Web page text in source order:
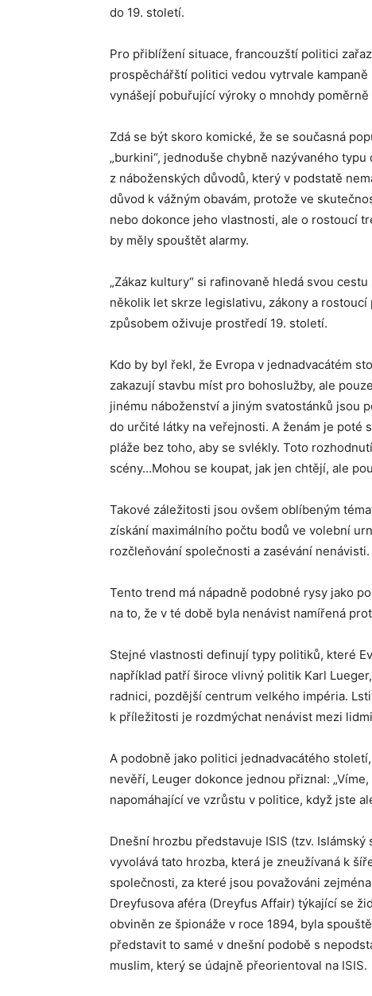
do 19. století.
Pro přiblížení situace, francouzští politici
prospěchářští politici vedou vytrvale
vynášejí pobuřující výroky o mnohdy
Zdá se být skoro komické, že se současná
„burkini“, jednoduše chybně nazývaného
z náboženských důvodů, který v podstatě
důvod k vážným obavám, protože ve
nebo dokonce jeho vlastnosti, ale o rostoucí
by měly spouštět alarmy.
„Zákaz kultury“ si rafinovaně hledá svou
několik let skrze legislativu, zákony a
způsobem oživuje prostředí 19. století.
Kdo by byl řekl, že Evropa v jednadvacátém
zakazují stavbu míst pro bohoslužby, ale
jinému náboženství a jiným svatostánků jsou
do určité látky na veřejnosti. A ženám je poté
pláže bez toho, aby se svlékly. Toto
scény…Mohou se koupat, jak jen chtějí, ale
Takové záležitosti jsou ovšem oblíbeným
získání maximálního počtu bodů ve volební
rozčleňování společnosti a zasévání nenávisti.
Tento trend má nápadně podobné rysy jako
na to, že v té době byla nenávist namířená
Stejné vlastnosti definují typy politiků, které
například patří široce vlivný politik Karl
radnici, pozdější centrum velkého impéria.
k příležitosti je rozdmýchat nenávist mezi
A podobně jako politici jednadvacátého
nevěří, Leuger dokonce jednou přiznal:
napomáhající ve vzrůstu v politice, když jste
Dnešní hrozbu představuje ISIS (tzv.
vyvolává tato hrozba, která je zneužívaná k
společnosti, za které jsou považováni
Dreyfusova aféra (Dreyfus Affair) týkající se
obviněn ze špionáže v roce 1894, byla
představit to samé v dnešní podobě s
muslim, který se údajně přeorientoval na ISIS.